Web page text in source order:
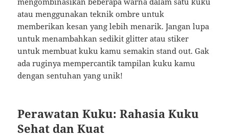
atau menggunakan teknik ombre untuk
memberikan kesan yang lebih menarik. Jangan lupa
untuk menambahkan sedikit glitter atau stiker
untuk membuat kuku kamu semakin stand out. Gak
ada ruginya mempercantik tampilan kuku kamu
dengan sentuhan yang unik!
Perawatan Kuku: Rahasia Kuku
Sehat dan Kuat